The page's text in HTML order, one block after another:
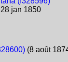
28 jan 1850
(8 août